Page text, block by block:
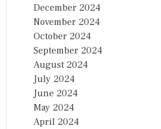
December 2024
November 2024
October 2024
September 2024
August 2024
July 2024
June 2024
May 2024
April 2024